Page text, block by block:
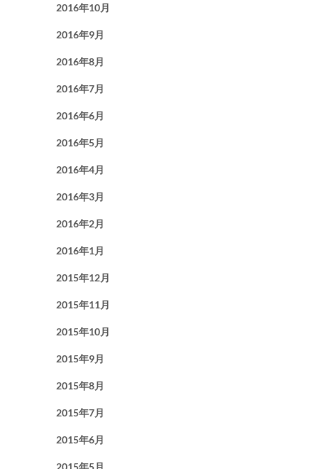
2016年10月
2016年9月
2016年8月
2016年7月
2016年6月
2016年5月
2016年4月
2016年3月
2016年2月
2016年1月
2015年12月
2015年11月
2015年10月
2015年9月
2015年8月
2015年7月
2015年6月